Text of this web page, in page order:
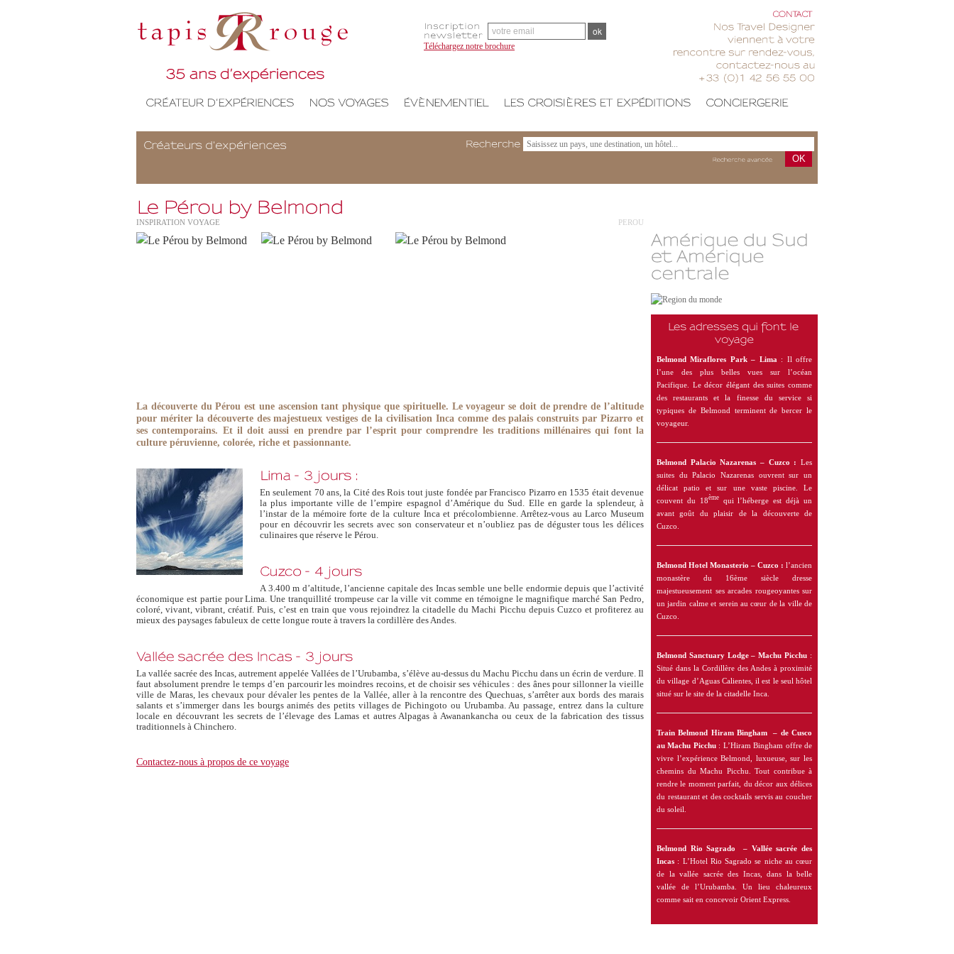
Téléchargez notre brochure
OK
INSPIRATION VOYAGE PEROU
La découverte du Pérou est une ascension tant physique que spirituelle. Le voyageur se doit de prendre de l’altitude
pour mériter la découverte des majestueux vestiges de la civilisation Inca comme des palais construits par Pizarro et
ses contemporains. Et il doit aussi en prendre par l’esprit pour comprendre les traditions millénaires qui font la
culture péruvienne, colorée, riche et passionnante.
En seulement 70 ans, la Cité des Rois tout juste fondée par Francisco Pizarro en 1535 était devenue
la plus importante ville de l’empire espagnol d’Amérique du Sud. Elle en garde la splendeur, à
l’instar de la mémoire forte de la culture Inca et précolombienne. Arrêtez-vous au Larco Museum
pour en découvrir les secrets avec son conservateur et n’oubliez pas de déguster tous les délices
culinaires que réserve le Pérou.
A 3.400 m d’altitude, l’ancienne capitale des Incas semble une belle endormie depuis que l’activité
économique est partie pour Lima. Une tranquillité trompeuse car la ville vit comme en témoigne le magnifique marché San Pedro,
coloré, vivant, vibrant, créatif. Puis, c’est en train que vous rejoindrez la citadelle du Machi Picchu depuis Cuzco et profiterez au
mieux des paysages fabuleux de cette longue route à travers la cordillère des Andes.
La vallée sacrée des Incas, autrement appelée Vallées de l’Urubamba, s’élève au-dessus du Machu Picchu dans un écrin de verdure. Il
faut absolument prendre le temps d’en parcourir les moindres recoins, et de choisir ses véhicules : des ânes pour sillonner la vieille
ville de Maras, les chevaux pour dévaler les pentes de la Vallée, aller à la rencontre des Quechuas, s’arrêter aux bords des marais
salants et s’immerger dans les bourgs animés des petits villages de Pichingoto ou Urubamba. Au passage, entrez dans la culture
locale en découvrant les secrets de l’élevage des Lamas et autres Alpagas à Awanankancha ou ceux de la fabrication des tissus
traditionnels à Chinchero.
Contactez-nous à propos de ce voyage
Belmond Miraflores Park – Lima : Il offre
l’une des plus belles vues sur l’océan
Pacifique. Le décor élégant des suites comme
des restaurants et la finesse du service si
typiques de Belmond terminent de bercer le
voyageur.
Belmond Palacio Nazarenas – Cuzco : Les
suites du Palacio Nazarenas ouvrent sur un
délicat patio et sur une vaste piscine. Le
couvent du 18èmequi l’héberge est déjà un
avant goût du plaisir de la découverte de
Cuzco.
Belmond Hotel Monasterio – Cuzco : l’ancien
monastère du 16ème siècle dresse
majestueusement ses arcades rougeoyantes sur
un jardin calme et serein au cœur de la ville de
Cuzco.
Belmond Sanctuary Lodge – Machu Picchu :
Situé dans la Cordillère des Andes à proximité
du village d’Aguas Calientes, il est le seul hôtel
situé sur le site de la citadelle Inca.
Train Belmond Hiram Bingham – de Cusco
au Machu Picchu: L’Hiram Bingham offre de
vivre l’expérience Belmond, luxueuse, sur les
chemins du Machu Picchu. Tout contribue à
rendre le moment parfait, du décor aux délices
du restaurant et des cocktails servis au coucher
du soleil.
Belmond Rio Sagrado – Vallée sacrée des
Incas : L’Hotel Rio Sagrado se niche au cœur
de la vallée sacrée des Incas, dans la belle
vallée de l’Urubamba. Un lieu chaleureux
comme sait en concevoir Orient Express.